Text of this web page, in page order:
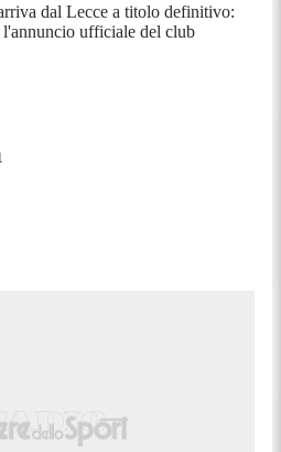
dal Lecce a titolo definitivo:
ufficiale del club